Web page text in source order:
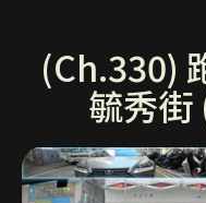
(Ch.330)
毓秀街